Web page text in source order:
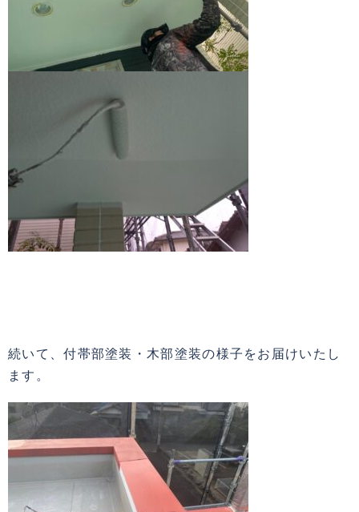
続いて、付帯部塗装・木部塗装の様子をお届けいたし
ます。